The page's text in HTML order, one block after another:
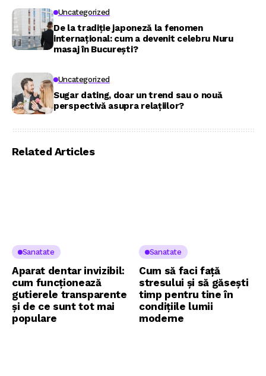
Uncategorized
De la tradiție japoneză la fenomen
internațional: cum a devenit celebru Nuru
masaj în București?
Uncategorized
Sugar dating, doar un trend sau o nouă
perspectivă asupra relațiilor?
Related Articles
Sanatate
Aparat dentar invizibil:
cum funcționează
gutierele transparente
și de ce sunt tot mai
populare
Sanatate
Cum să faci față
stresului și să găsești
timp pentru tine în
condițiile lumii
moderne